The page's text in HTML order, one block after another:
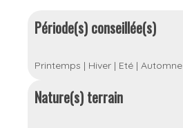
Période(s) conseillée(s)
Printemps | Hiver | Eté | Automne
Nature(s) terrain